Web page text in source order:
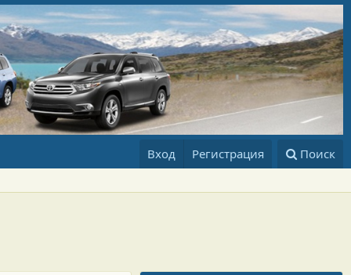
Вход Регистрация Поиск